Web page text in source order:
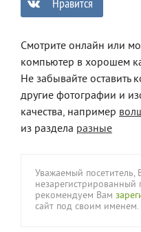
Смотрите онлайн или
компьютер в хорошем
Не забывайте оставить
другие фотографии и
качества, например
из раздела разные
Уважаемый посетитель,
незарегистрированный
рекомендуем Вам
сайт под своим именем.